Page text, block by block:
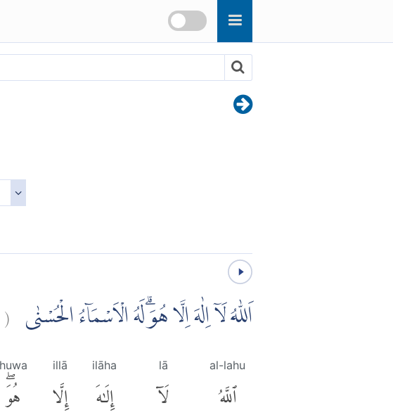
اَللّٰهُ لَآ اِلٰهَ اِلَّا هُوَۗ لَهُ الْاَسْمَاۤءُ الْحُسْنٰى (
al-lahu
ٱللَّهُ
lā
لَآ
ilāha
إِلَٰهَ
illā
إِلَّا
huwa
هُوَۖ